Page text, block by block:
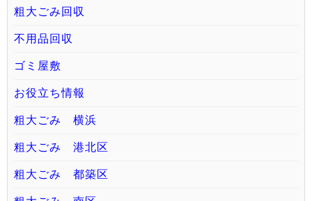
粗大ごみ回収
不用品回収
ゴミ屋敷
お役立ち情報
粗大ごみ 横浜
粗大ごみ 港北区
粗大ごみ 都築区